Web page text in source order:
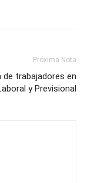
Próxima Nota
trabajadores en
y Previsional